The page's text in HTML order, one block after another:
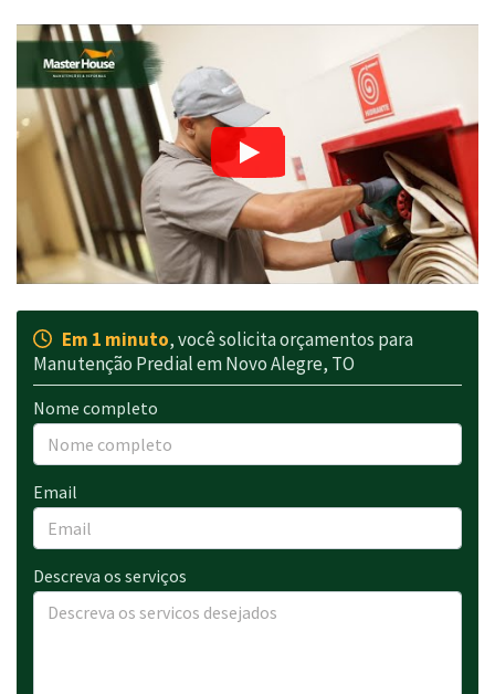
Em 1 minuto, você solicita orçamentos para
Manutenção Predial em Novo Alegre, TO
Nome completo
Email
Descreva os serviços